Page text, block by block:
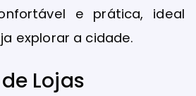
e prática, ideal
explorar a cidade.
Lojas